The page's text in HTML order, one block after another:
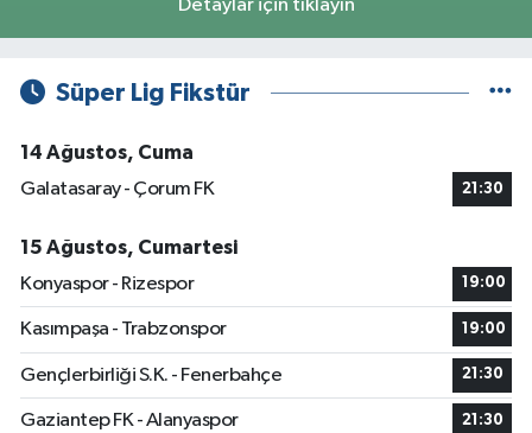
Detaylar için tıklayın
Süper Lig Fikstür
14 Ağustos, Cuma
Galatasaray - Çorum FK
21:30
15 Ağustos, Cumartesi
Konyaspor - Rizespor
19:00
Kasımpaşa - Trabzonspor 19:00
Gençlerbirliği S.K. - Fenerbahçe 21:30
Gaziantep FK - Alanyaspor 21:30